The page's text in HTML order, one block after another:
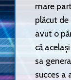
mare
plăcut
avut o
că
sa
succes a